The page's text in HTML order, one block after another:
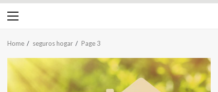
Primary
Home seguros hogar Page 3